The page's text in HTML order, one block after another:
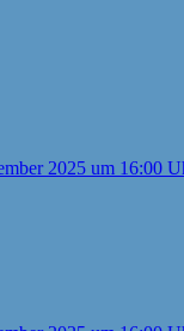
2025 um 16:00